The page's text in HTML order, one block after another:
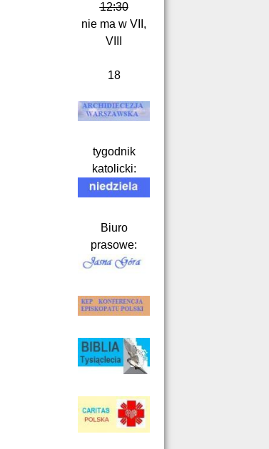
12:30
nie ma w VII,
VIII
18
tygodnik
katolicki:
Biuro
prasowe: